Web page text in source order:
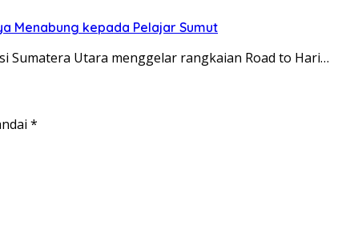
Menabung kepada Pelajar Sumut
Sumatera Utara menggelar rangkaian Road to Hari…
*